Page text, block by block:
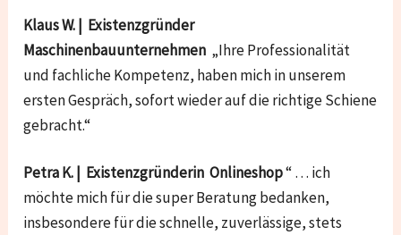
Klaus W. | Existenzgründer
Maschinenbauunternehmen „Ihre Professionalität
und fachliche Kompetenz, haben mich in unserem
ersten Gespräch, sofort wieder auf die richtige Schiene
gebracht.“
Petra K. | Existenzgründerin Onlineshop“ … ich
möchte mich für die super Beratung bedanken,
insbesondere für die schnelle, zuverlässige, stets